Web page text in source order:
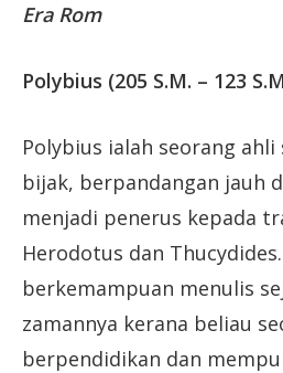
Era Rom
Polybius (205 S.M. – 123
Polybius ialah seorang ahli
bijak, berpandangan jauh
menjadi penerus kepada
Herodotus dan
berkemampuan menulis
zamannya kerana beliau
berpendidikan dan